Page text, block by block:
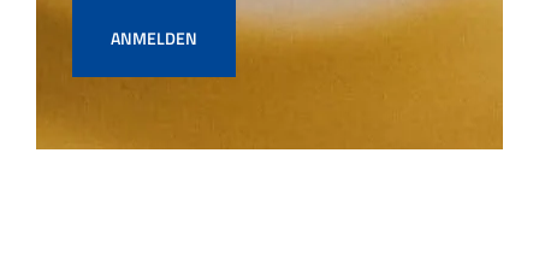
ANMELDEN